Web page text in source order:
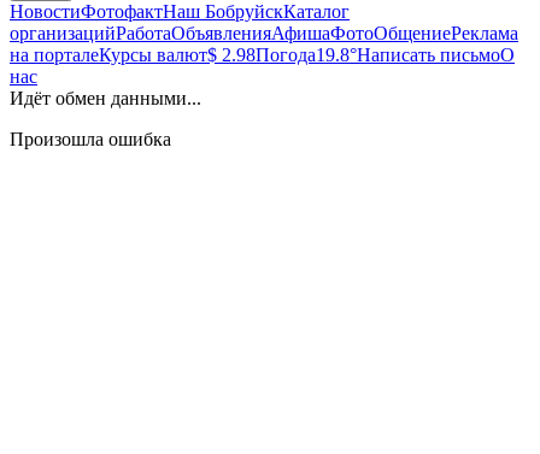
НовостиФотофактНаш БобруйскКаталог
организацийРаботаОбъявленияАфишаФотоОбщениеРеклама
на порталеКурсы валют$ 2.98Погода19.8°Написать письмоО
нас
Идёт обмен данными...
Произошла ошибка